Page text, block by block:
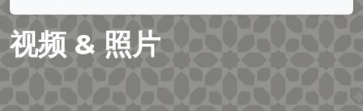
视频 & 照片